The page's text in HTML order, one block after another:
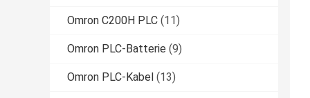
Omron C200H PLC (11)
Omron PLC-Batterie (9)
Omron PLC-Kabel (13)